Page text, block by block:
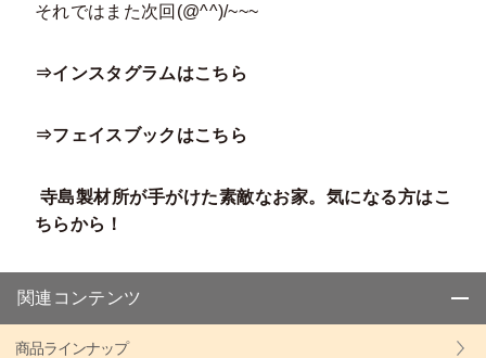
それではまた次回(@^^)/~~~
⇒インスタグラムはこちら
⇒フェイスブックはこちら
寺島製材所が手がけた素敵なお家。気になる方はこ
ちらから！
関連コンテンツ
商品ラインナップ